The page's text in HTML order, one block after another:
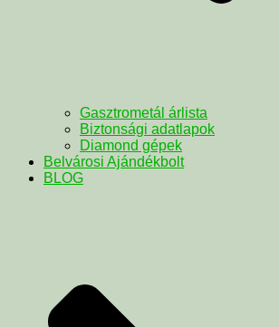
Gasztrometál árlista
Biztonsági adatlapok
Diamond gépek
Belvárosi Ajándékbolt
BLOG